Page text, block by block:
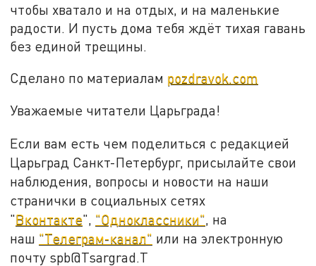
чтобы хватало и на отдых, и на маленькие
радости. И пусть дома тебя ждёт тихая гавань
без единой трещины.
Сделано по материалам pozdravok.com
Уважаемые читатели Царьграда!
Если вам есть чем поделиться с редакцией
Царьград Санкт-Петербург, присылайте свои
наблюдения, вопросы и новости на наши
странички в социальных сетях
"Вконтакте", "Одноклассники" , на
наш "Телеграм-канал" или на электронную
почту spb@Tsargrad.T